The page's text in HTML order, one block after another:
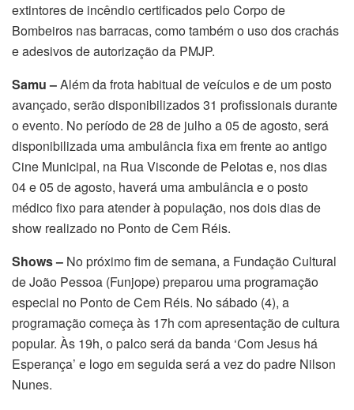
extintores de incêndio certificados pelo Corpo de
Bombeiros nas barracas, como também o uso dos crachás
e adesivos de autorização da PMJP.
Samu –Além da frota habitual de veículos e de um posto
avançado, serão disponibilizados 31 profissionais durante
o evento. No período de 28 de julho a 05 de agosto, será
disponibilizada uma ambulância fixa em frente ao antigo
Cine Municipal, na Rua Visconde de Pelotas e, nos dias
04 e 05 de agosto, haverá uma ambulância e o posto
médico fixo para atender à população, nos dois dias de
show realizado no Ponto de Cem Réis.
Shows – No próximo fim de semana, a Fundação Cultural
de João Pessoa (Funjope) preparou uma programação
especial no Ponto de Cem Réis. No sábado (4), a
programação começa às 17h com apresentação de cultura
popular. Às 19h, o palco será da banda ‘Com Jesus há
Esperança’ e logo em seguida será a vez do padre Nilson
Nunes.